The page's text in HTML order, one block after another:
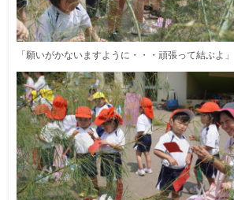
「願いがかないますように・・・頑張って結ぶよ」